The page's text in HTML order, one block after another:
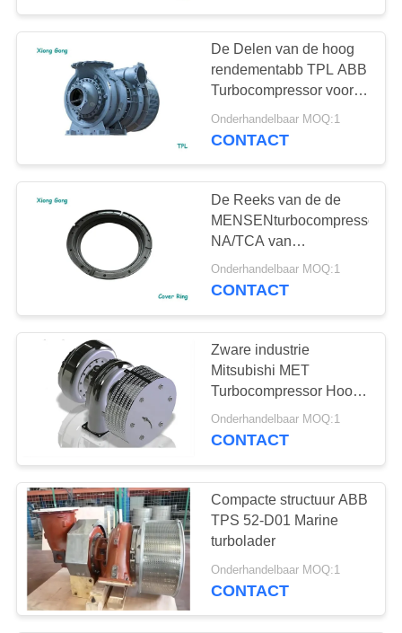
De Delen van de hoog
rendementabb TPL ABB
Turbocompressor voor
van het 4 Slag Diesel en
Gas Motoren
Onderhandelbaar MOQ:1
CONTACT
De Reeks van de de
MENSENturbocompressor
NA/TCA van
dekkingsring
turbocharger repair kit
Onderhandelbaar MOQ:1
CONTACT
Zware industrie
Mitsubishi MET
Turbocompressor Hoog
efficiënt
Onderhandelbaar MOQ:1
CONTACT
Compacte structuur ABB
TPS 52-D01 Marine
turbolader
Onderhandelbaar MOQ:1
CONTACT